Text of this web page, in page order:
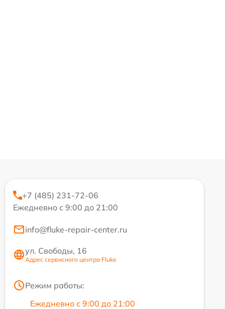
+7 (485) 231-72-06
Ежедневно с 9:00 до 21:00
info@fluke-repair-center.ru
ул. Свободы, 16
Адрес сервисного центра Fluke
Режим работы:
Ежедневно с 9:00 до 21:00